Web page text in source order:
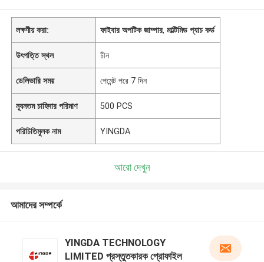
লক্ষণীয় করা: ফাইবার অপটিক জাম্পার,মাল্টিমিড প্যাচ কর্ড
উৎপত্তি স্থল চীন
ডেলিভারি সময় পেমেন্ট পরে 7 দিন
ন্যূনতম চাহিদার পরিমাণ 500 PCS
পরিচিতিমুলক নাম YINGDA
আরো দেখুন
আমাদের সম্পর্কে
YINGDA TECHNOLOGY
LIMITED প্রস্তুতকারক প্রোফাইল